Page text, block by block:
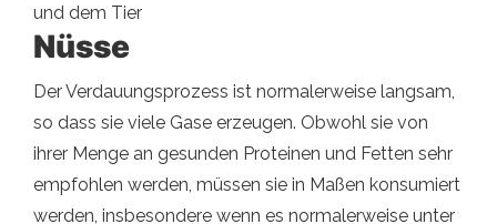
und dem Tier
Nüsse
Der Verdauungsprozess ist normalerweise langsam,
so dass sie viele Gase erzeugen. Obwohl sie von
ihrer Menge an gesunden Proteinen und Fetten sehr
empfohlen werden, müssen sie in Maßen konsumiert
werden, insbesondere wenn es normalerweise unter